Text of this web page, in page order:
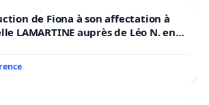
de Fiona à son affectation à
LAMARTINE auprès de Léo N. en